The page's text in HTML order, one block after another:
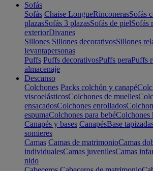
Sofás
Sofás Chaise LongueRinconerasSofás
plazasSofás 3 plazasSofás de pielSofás
exteriorDivanes
Sillones Sillones decorativosSillones
levantapersonas
Puffs Puffs decorativosPuffs peraPuffs
almacenaje
Descanso
Colchones Packs colchón y canapé
viscoelásticosColchones de muelles
ensacadosColchones enrollados
espumaColchones para bebéColchones
Canapés y bases CanapésBase
somieres
Camas Camas de matrimonioCamas
individualesCamas juvenilesCamas
nido